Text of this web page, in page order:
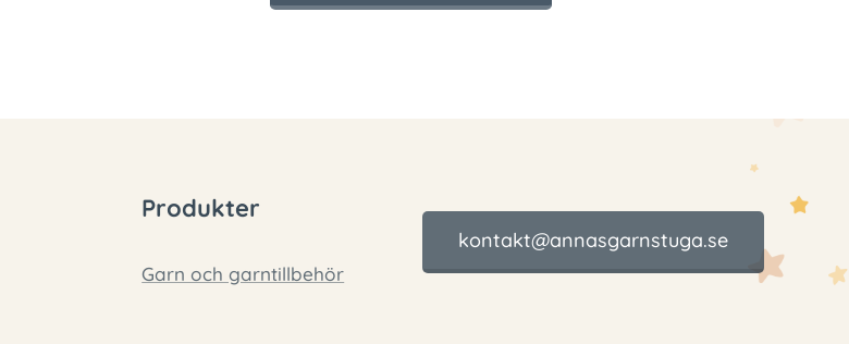
Produkter
Garn och garntillbehör
kontakt@annasgarnstuga.se